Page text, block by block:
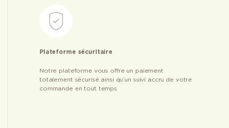
Plateforme sécuritaire
Notre plateforme vous offre un paiement
totalement sécurisé ainsi qu’un suivi accru de votre
commande en tout temps